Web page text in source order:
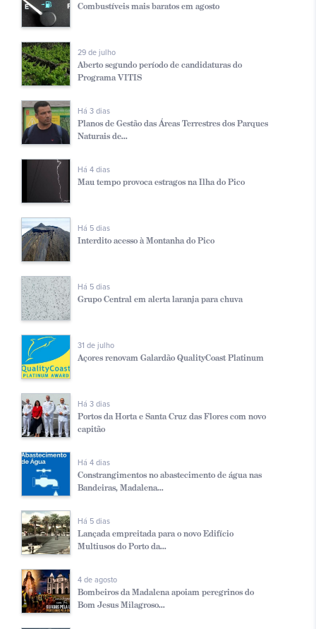
Combustíveis mais baratos em agosto
29 de julho
Aberto segundo período de candidaturas do
Programa VITIS
Há 3 dias
Planos de Gestão das Áreas Terrestres dos Parques
Naturais de...
Há 4 dias
Mau tempo provoca estragos na Ilha do Pico
Há 5 dias
Interdito acesso à Montanha do Pico
Há 5 dias
Grupo Central em alerta laranja para chuva
31 de julho
Açores renovam Galardão QualityCoast Platinum
Há 3 dias
Portos da Horta e Santa Cruz das Flores com novo
capitão
Há 4 dias
Constrangimentos no abastecimento de água nas
Bandeiras, Madalena...
Há 5 dias
Lançada empreitada para o novo Edifício
Multiusos do Porto da...
4 de agosto
Bombeiros da Madalena apoiam peregrinos do
Bom Jesus Milagroso...